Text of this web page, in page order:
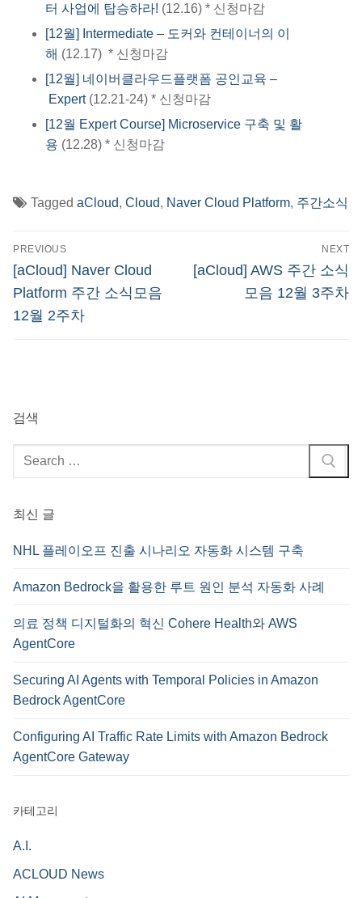
터 사업에 탑승하라! (12.16) * 신청마감​
[12월] Intermediate – 도커와 컨테이너의 이
해 (12.17) * 신청마감​
[12월] 네이버클라우드플랫폼 공인교육 –
Expert(12.21-24) * 신청마감
[12월 Expert Course] Microservice 구축 및 활
용 (12.28) * 신청마감​
Tagged aCloud, Cloud, Naver Cloud Platform, 주간소식
글
탐
색
PREVIOUS
Previous
post:
[aCloud] Naver Cloud
Platform 주간 소식모음
12월 2주차
NEXT
Next
[aCloud] AWS 주간 소식
모음 12월 3주차
검색
검
최신 글
NHL 플레이오프 진출 시나리오 자동화 시스템 구축
Amazon Bedrock을 활용한 루트 원인 분석 자동화 사례
의료 정책 디지털화의 혁신 Cohere Health와 AWS
AgentCore
Securing AI Agents with Temporal Policies in Amazon
Bedrock AgentCore
Configuring AI Traffic Rate Limits with Amazon Bedrock
AgentCore Gateway
카테고리
A.I.
ACLOUD News